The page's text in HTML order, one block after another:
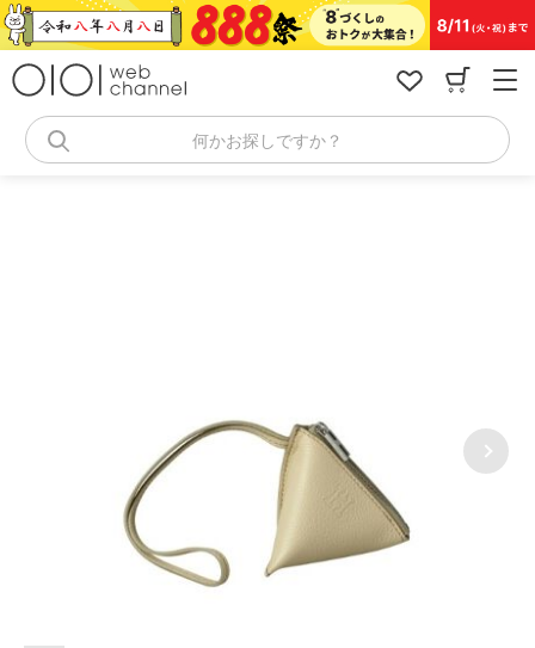
コ
ン
何かお探しですか？